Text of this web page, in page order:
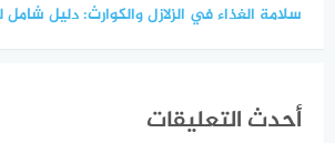
سلامة الغذاء في الزلازل والكوارث: دليل شامل
أحدث التعليقات